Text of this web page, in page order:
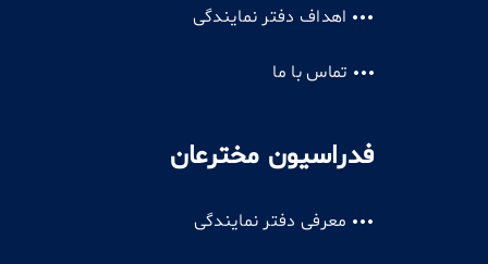
اهداف دفتر نمایندگی
تماس با ما
فدراسیون مخترعان
معرفی دفتر نمایندگی